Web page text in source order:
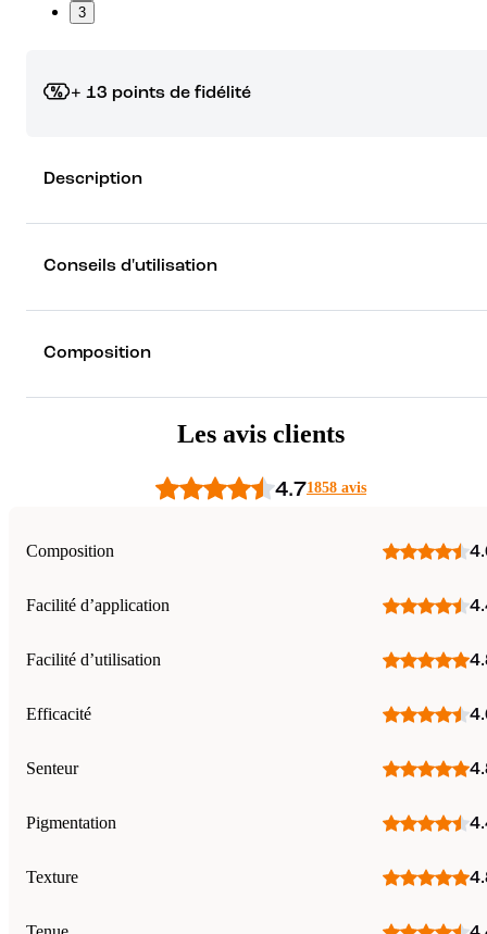
3
+ 13 points de fidélité
rêver !
Découvrez les récompenses
Description
Conseils d'utilisation
Composition
Les avis clients
4.71858 avis
Composition
Facilité d’application
Facilité d’utilisation
Efficacité
Senteur
Pigmentation
Texture